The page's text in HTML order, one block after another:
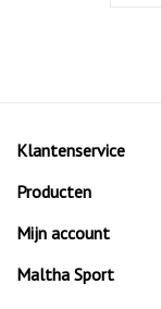
Klantenservice
Producten
Mijn account
Maltha Sport